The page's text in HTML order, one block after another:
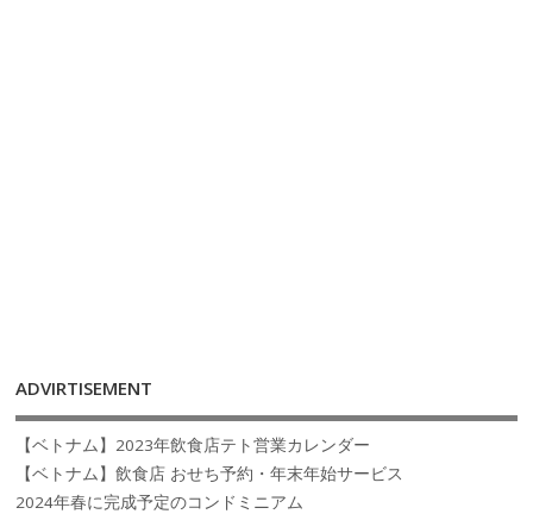
ADVIRTISEMENT
【ベトナム】2023年飲食店テト営業カレンダー
【ベトナム】飲食店 おせち予約・年末年始サービス
2024年春に完成予定のコンドミニアム